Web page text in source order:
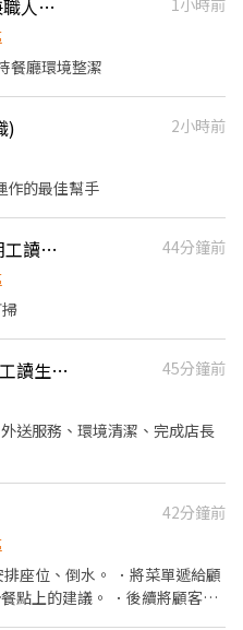
每位同仁感到舒服愉快，一直
求 3. 開店前的準備工作 4. 顧客
說歡樂的
人培訓計畫與在職教育訓練，
快樂的整體工作環境。
錢都火鍋龍岡店 徵長期外場兼職人員 早班/晚班
1小時前
餐廳環境整潔
)
2小時前
作的最佳幫手
東街日本料理青埔店-外場長期工讀（早 晚 假日都可會優先考慮）
44分鐘前
清心福全新中北二店晚班時薪工讀生（需有駕照（短期勿試
45分鐘前
送服務、環境清潔、完成店長
42分鐘前
座位、倒水。 ．將菜單遞給顧
點上的建議。 ．後續將顧客點